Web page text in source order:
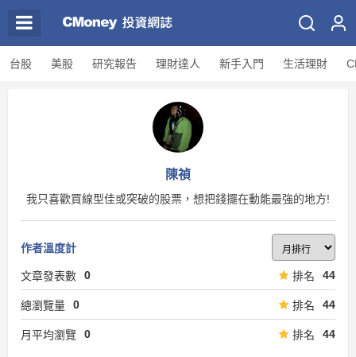
台股 美股 研究報告 理財達人 新手入門 生活理財
陳禎
我只喜歡買線型佳或突破的股票，想把錢擺在動能最強的地方!
作者溫度計
文章發表數 0 排名 44
總瀏覽量 0 排名 44
月平均瀏覽 0 排名 44